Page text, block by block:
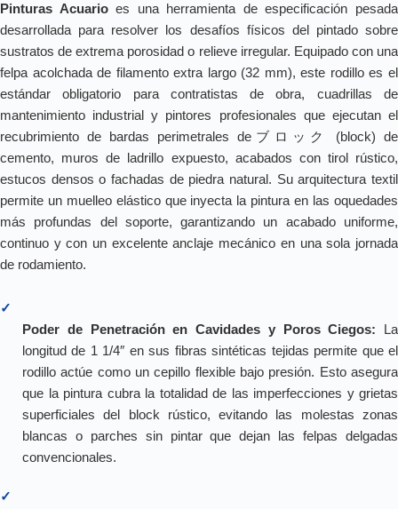
Pinturas Acuarioes una herramienta de especificación pesada
desarrollada para resolver los desafíos físicos del pintado sobre
sustratos de extrema porosidad o relieve irregular. Equipado con una
felpa acolchada de filamento extra largo (32 mm), este rodillo es el
estándar obligatorio para contratistas de obra, cuadrillas de
mantenimiento industrial y pintores profesionales que ejecutan el
recubrimiento de bardas perimetrales deブロック (block) de
cemento, muros de ladrillo expuesto, acabados con tirol rústico,
estucos densos o fachadas de piedra natural. Su arquitectura textil
permite un muelleo elástico que inyecta la pintura en las oquedades
más profundas del soporte, garantizando un acabado uniforme,
continuo y con un excelente anclaje mecánico en una sola jornada
de rodamiento.
✓
Poder de Penetración en Cavidades y Poros Ciegos: La
longitud de 1 1/4″ en sus fibras sintéticas tejidas permite que el
rodillo actúe como un cepillo flexible bajo presión. Esto asegura
que la pintura cubra la totalidad de las imperfecciones y grietas
superficiales del block rústico, evitando las molestas zonas
blancas o parches sin pintar que dejan las felpas delgadas
convencionales.
✓